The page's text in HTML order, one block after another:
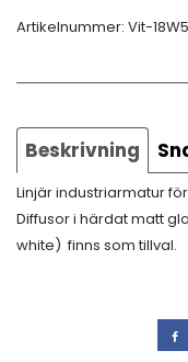
Artikelnummer: Vit-
Beskrivning
Linjär industriarmatur
Diffusor i härdat matt
white) finns som tillval.